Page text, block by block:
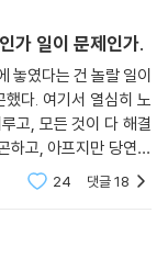
가 일이 문제인가.
놓였다는 건 놀랄 일이
다. 여기서 열심히 노
고, 모든 것이 다 해결
하고, 아프지만 당연히
다. 결국 나는 밤에 나
24 댓글18